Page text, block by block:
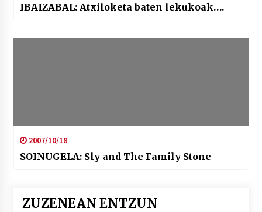
IBAIZABAL: Atxiloketa baten lekukoak….
2007/10/18
SOINUGELA: Sly and The Family Stone
ZUZENEAN ENTZUN